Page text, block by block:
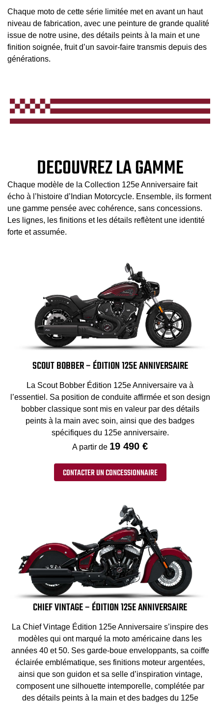
Chaque moto de cette série limitée met en avant un haut
niveau de fabrication, avec une peinture de grande qualité
issue de notre usine, des détails peints à la main et une
finition soignée, fruit d’un savoir‑faire transmis depuis des
générations.
DECOUVREZ LA GAMME
Chaque modèle de la Collection 125e Anniversaire fait
écho à l’histoire d’Indian Motorcycle. Ensemble, ils forment
une gamme pensée avec cohérence, sans concessions.
Les lignes, les finitions et les détails reflètent une identité
forte et assumée.
SCOUT BOBBER – ÉDITION 125E ANNIVERSAIRE
La Scout Bobber Édition 125e Anniversaire va à
l’essentiel. Sa position de conduite affirmée et son design
bobber classique sont mis en valeur par des détails
peints à la main avec soin, ainsi que des badges
spécifiques du 125e anniversaire.
A partir de 19 490 €
CONTACTER UN CONCESSIONNAIRE
CHIEF VINTAGE – ÉDITION 125E ANNIVERSAIRE
La Chief Vintage Édition 125e Anniversaire s’inspire des
modèles qui ont marqué la moto américaine dans les
années 40 et 50. Ses garde-boue enveloppants, sa coiffe
éclairée emblématique, ses finitions moteur argentées,
ainsi que son guidon et sa selle d’inspiration vintage,
composent une silhouette intemporelle, complétée par
des détails peints à la main et des badges du 125e